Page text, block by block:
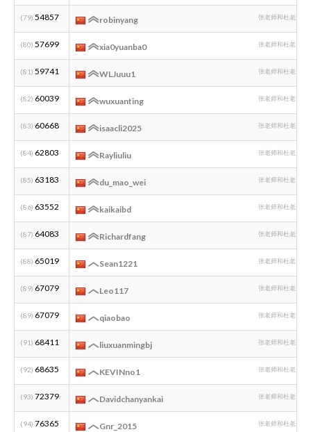
(79) 54857 robinyang 张老师和杜老师编
(80) 57699 xia0yuanba0 张老师和杜老师编
(81) 59741 WLJuuu1 张老师和杜老师编
(82) 60039 wuxuanting 张老师和杜老师编
(83) 60668 isaacli2025 张老师和杜老师编
(84) 62803 Rayliuliu 张老师和杜老师编
(85) 63183 du_mao_wei 张老师和杜老师编
(86) 63552 kaikaibd 张老师和杜老师编
(87) 64083 Richardfang 张老师和杜老师编
(88) 65019 Sean1221 张老师和杜老师编
(89) 67079 Leo117 张老师和杜老师编
(89) 67079 qiaobao 张老师和杜老师编
(91) 68411 liuxuanmingbj 张老师和杜老师编
(92) 68635 KEVINno1 张老师和杜老师编
(93) 72379 Davidchanyankai 张老师和杜老师编
(94) 76365 Gnr_2015 张老师和杜老师编